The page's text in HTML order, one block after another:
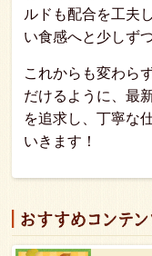
ルドも配合を工夫
い食感へと少しず
これからも変わら
だけるように、最
を追求し、丁寧な
いきます！